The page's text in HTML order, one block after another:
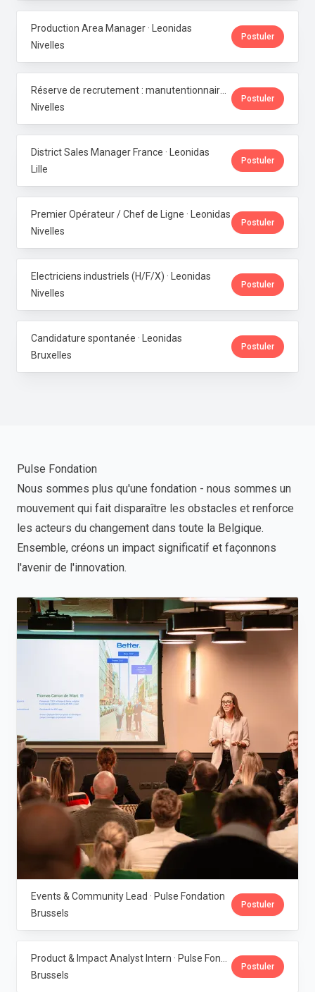
Production Area Manager · Leonidas
Nivelles
Postuler
Nivelles
Postuler
District Sales Manager France · Leonidas
Lille
Postuler
Premier Opérateur / Chef de Ligne · Leonidas
Nivelles
Postuler
Electriciens industriels (H/F/X) · Leonidas
Nivelles
Postuler
Candidature spontanée · Leonidas
Bruxelles
Postuler
Pulse Fondation
Nous sommes plus qu'une fondation - nous sommes un
mouvement qui fait disparaître les obstacles et renforce
les acteurs du changement dans toute la Belgique.
Ensemble, créons un impact significatif et façonnons
l'avenir de l'innovation.
Events & Community Lead · Pulse Fondation
Brussels
Postuler
Brussels
Postuler